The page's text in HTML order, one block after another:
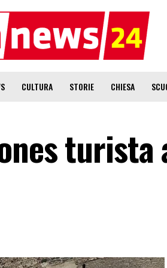
CULTURA STORIE CHIESA
turista